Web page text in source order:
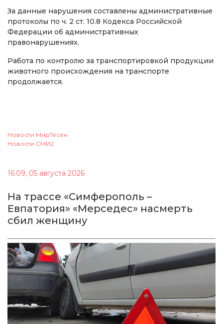
За данные нарушения составлены административные
протоколы по ч. 2 ст. 10.8 Кодекса Российской
Федерации об административных
правонарушениях.
Работа по контролю за транспортировкой продукции
животного происхождения на транспорте
продолжается.
Новости МирТесен
Новости СМИ2
16:09, 05 августа 2026
На трассе «Симферополь –
Евпатория» «Мерседес» насмерть
сбил женщину